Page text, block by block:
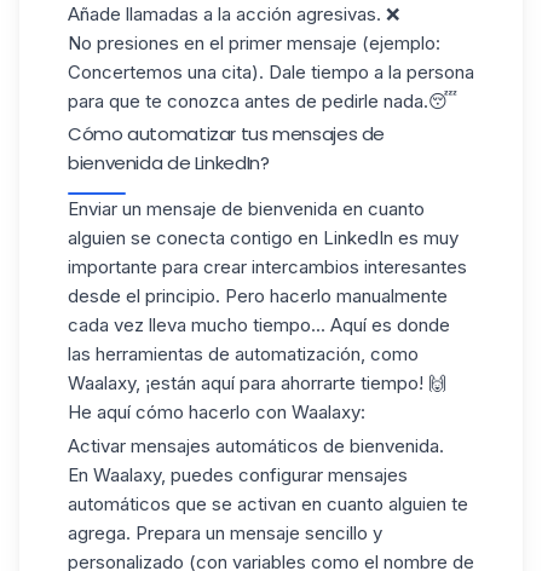
Añade llamadas a la acción agresivas. ❌
No presiones en el primer mensaje (ejemplo:
Concertemos una cita). Dale tiempo a la persona
para que te conozca antes de pedirle nada.😴
Cómo automatizar tus mensajes de
bienvenida de LinkedIn?
Enviar un mensaje de bienvenida en cuanto
alguien se conecta contigo en LinkedIn es muy
importante para crear intercambios interesantes
desde el principio. Pero hacerlo manualmente
cada vez lleva mucho tiempo... Aquí es donde
las herramientas de automatización, como
Waalaxy, ¡están aquí para ahorrarte tiempo! 🙌
He aquí cómo hacerlo con Waalaxy:
Activar mensajes automáticos de bienvenida.
En Waalaxy, puedes configurar mensajes
automáticos que se activan en cuanto alguien te
agrega. Prepara un mensaje sencillo y
personalizado (con variables como el nombre de